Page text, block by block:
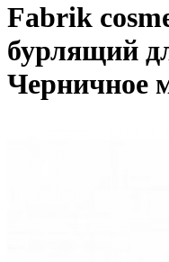
Fabrik
бурлящий
Черничное